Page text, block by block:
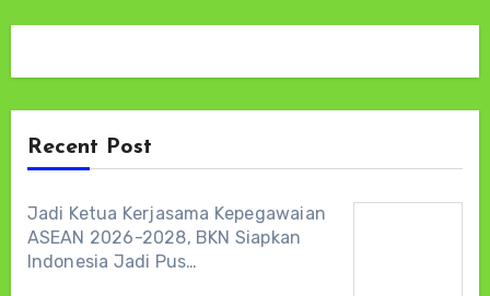
Recent Post
Jadi Ketua Kerjasama Kepegawaian
ASEAN 2026-2028, BKN Siapkan
Indonesia Jadi Pus…